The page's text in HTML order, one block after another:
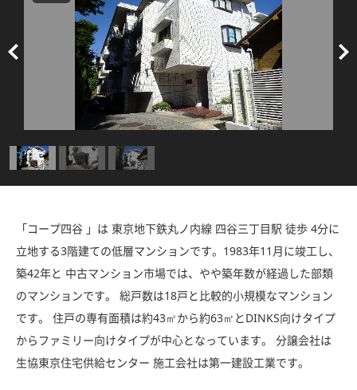
「コープ四谷 」は 東京地下鉄丸ノ内線 四谷三丁目駅 徒歩 4分に
立地する3階建ての低層マンションです。1983年11月に竣工し、
築42年と 中古マンション市場では、やや築年数が経過した部類
のマンションです。 総戸数は18戸と比較的小規模なマンション
です。 住戸の専有面積は約43㎡から約63㎡とDINKS向けタイプ
からファミリー向けタイプが中心となっています。 分譲会社は
生協東京住宅供給センター 施工会社は第一建設工業です。